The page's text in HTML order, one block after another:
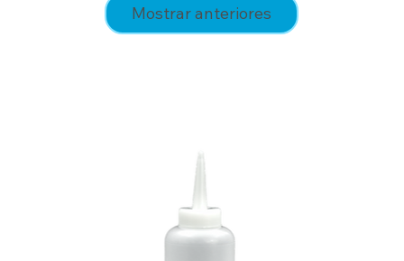
Mostrar anteriores